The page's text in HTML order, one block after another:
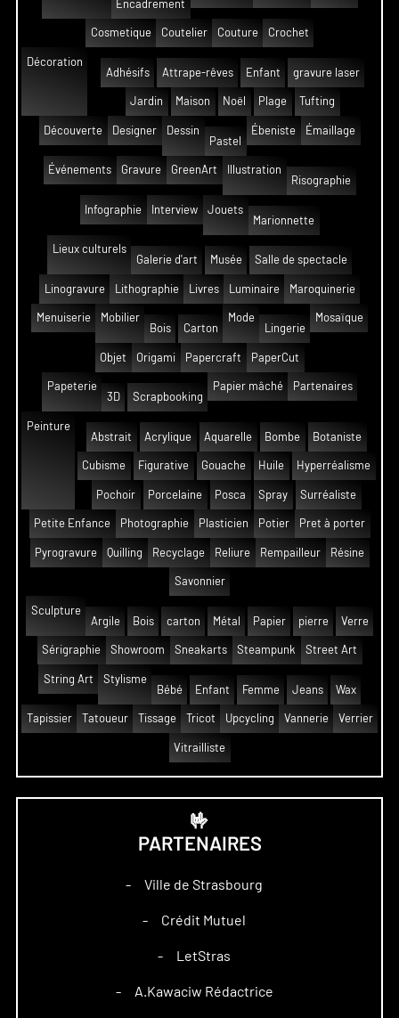
Encadrement
Cosmetique Coutelier Couture Crochet
Décoration
Adhésifs
Attrape-rêves Enfant gravure laser
Jardin Maison Noël Plage Tufting
Découverte Designer
Dessin
Pastel
Ébeniste Émaillage
Événements Gravure GreenArt
Illustration
Risographie
Infographie Interview
Jouets
Marionnette
Lieux culturels
Galerie d'art
Musée Salle de spectacle
Linogravure Lithographie Livres Luminaire Maroquinerie
Menuiserie
Mobilier
Bois
Carton
Mode
Lingerie
Mosaïque
Objet Origami Papercraft PaperCut
Papeterie
3D
Scrapbooking
Papier mâché Partenaires
Peinture
Abstrait
Acrylique Aquarelle Bombe Botaniste
Cubisme Figurative Gouache Huile Hyperréalisme
Pochoir Porcelaine Posca Spray Surréaliste
Petite Enfance Photographie Plasticien Potier Pret à porter
Pyrogravure Quilling Recyclage Reliure Rempailleur Résine
Savonnier
Sculpture
Argile
Bois carton Métal Papier pierre Verre
Sérigraphie Showroom Sneakarts Steampunk Street Art
String Art
Stylisme
Bébé
Enfant Femme Jeans Wax
Tapissier Tatoueur Tissage Tricot Upcycling Vannerie Verrier
Vitrailliste
🤟
PARTENAIRES
– Ville de Strasbourg
– Crédit Mutuel
– LetStras
– A.Kawaciw Rédactrice